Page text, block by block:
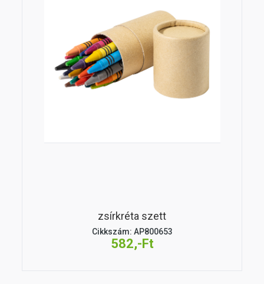
zsírkréta szett
Cikkszám: AP800653
582,-Ft